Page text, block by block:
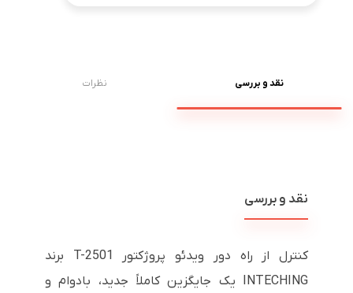
نقد و بررسی نظرات
نقد و بررسی
کنترل از راه دور ویدئو پروژکتور T-2501 برند
INTECHING یک جایگزین کاملاً جدید، بادوام و